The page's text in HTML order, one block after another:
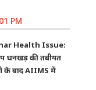
PM
Health Issue:
धनखड़ की तबीयत
के बाद AIIMS में